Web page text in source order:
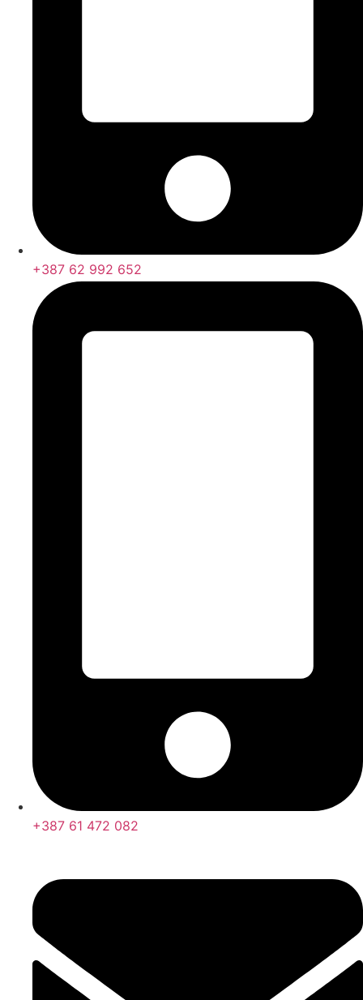
+387 62 992 652
+387 61 472 082